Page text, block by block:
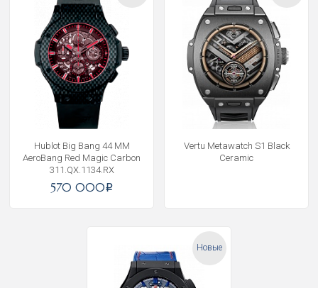
Hublot Big Bang 44 MM
AeroBang Red Magic Carbon
311.QX.1134.RX
570 000i
Vertu Metawatch S1 Black
Ceramic
Новые